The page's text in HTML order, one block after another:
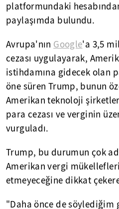
platformundaki
paylaşımda bulundu.
Avrupa'nın Google'a 3,5
cezası uygulayarak,
istihdamına gidecek olan
öne süren Trump, bunun
Amerikan teknoloji
para cezası ve verginin
vurguladı.
Trump, bu durumun çok
Amerikan vergi
etmeyeceğine dikkat
"Daha önce de